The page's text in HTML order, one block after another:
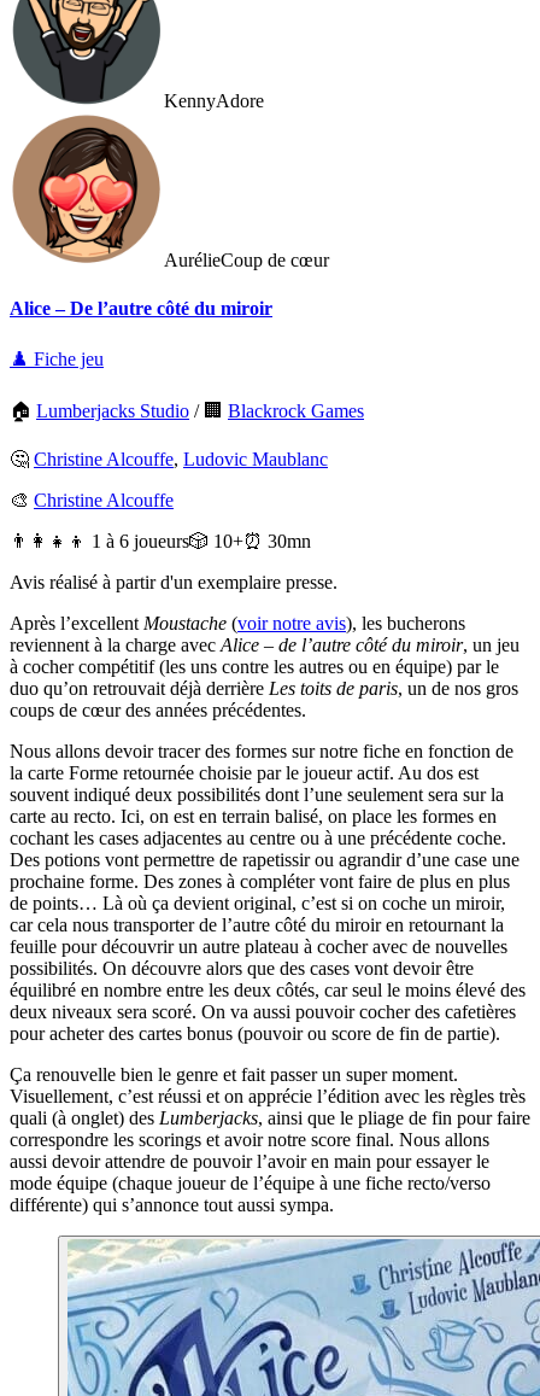
KennyAdore
AurélieCoup de cœur
Alice – De l’autre côté du miroir
♟️ Fiche jeu
🏠 Lumberjacks Studio / 🏢 Blackrock Games
🤔 Christine Alcouffe, Ludovic Maublanc
🎨 Christine Alcouffe
👨‍👩‍👧‍👦 1 à 6 joueurs🎲 10+⏰ 30mn
Avis réalisé à partir d'un exemplaire presse.
Après l’excellent Moustache (voir notre avis), les bucherons
reviennent à la charge avec Alice – de l’autre côté du miroir, un jeu
à cocher compétitif (les uns contre les autres ou en équipe) par le
duo qu’on retrouvait déjà derrière Les toits de paris, un de nos gros
coups de cœur des années précédentes.
Nous allons devoir tracer des formes sur notre fiche en fonction de
la carte Forme retournée choisie par le joueur actif. Au dos est
souvent indiqué deux possibilités dont l’une seulement sera sur la
carte au recto. Ici, on est en terrain balisé, on place les formes en
cochant les cases adjacentes au centre ou à une précédente coche.
Des potions vont permettre de rapetissir ou agrandir d’une case une
prochaine forme. Des zones à compléter vont faire de plus en plus
de points… Là où ça devient original, c’est si on coche un miroir,
car cela nous transporter de l’autre côté du miroir en retournant la
feuille pour découvrir un autre plateau à cocher avec de nouvelles
possibilités. On découvre alors que des cases vont devoir être
équilibré en nombre entre les deux côtés, car seul le moins élevé des
deux niveaux sera scoré. On va aussi pouvoir cocher des cafetières
pour acheter des cartes bonus (pouvoir ou score de fin de partie).
Ça renouvelle bien le genre et fait passer un super moment.
Visuellement, c’est réussi et on apprécie l’édition avec les règles très
quali (à onglet) des Lumberjacks, ainsi que le pliage de fin pour faire
correspondre les scorings et avoir notre score final. Nous allons
aussi devoir attendre de pouvoir l’avoir en main pour essayer le
mode équipe (chaque joueur de l’équipe à une fiche recto/verso
différente) qui s’annonce tout aussi sympa.